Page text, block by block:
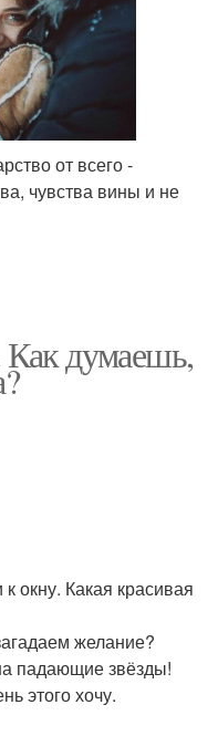
от всего -
чувства вины и не
думаешь,
окну. Какая красивая
желание?
падающие звёзды!
этого хочу.